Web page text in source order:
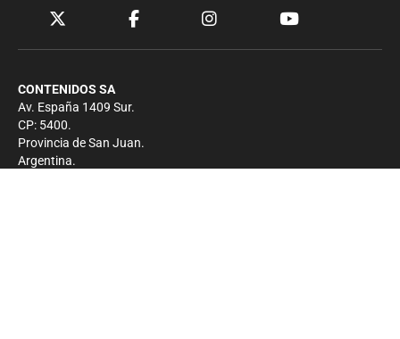
CONTENIDOS SA
Av. España 1409 Sur.
CP: 5400.
Provincia de San Juan.
Argentina.